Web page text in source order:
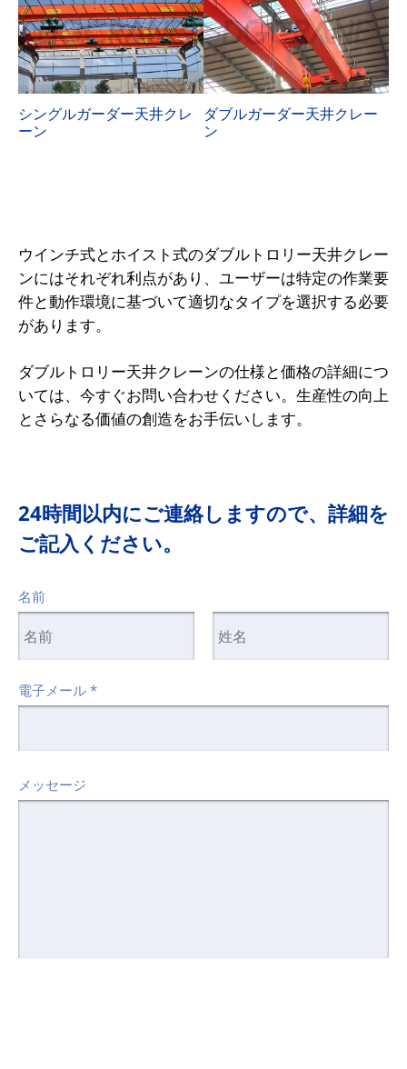
シングルガーダー天井クレ
ーン
ダブルガーダー天井クレー
ン
ウインチ式とホイスト式のダブルトロリー天井クレー
ンにはそれぞれ利点があり、ユーザーは特定の作業要
件と動作環境に基づいて適切なタイプを選択する必要
があります。
ダブルトロリー天井クレーンの仕様と価格の詳細につ
いては、今すぐお問い合わせください。生産性の向上
とさらなる価値の創造をお手伝いします。
24時間以内にご連絡しますので、詳細を
ご記入ください。
名前
電子メール *
メッセージ